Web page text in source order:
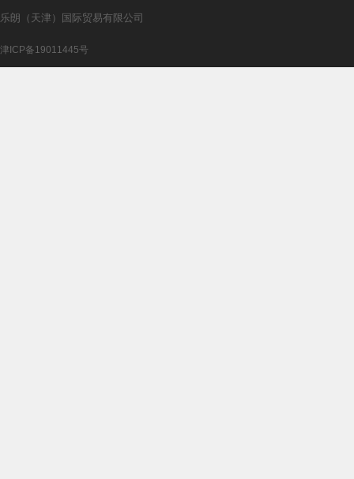
乐朗（天津）国际贸易有限公司
津ICP备19011445号